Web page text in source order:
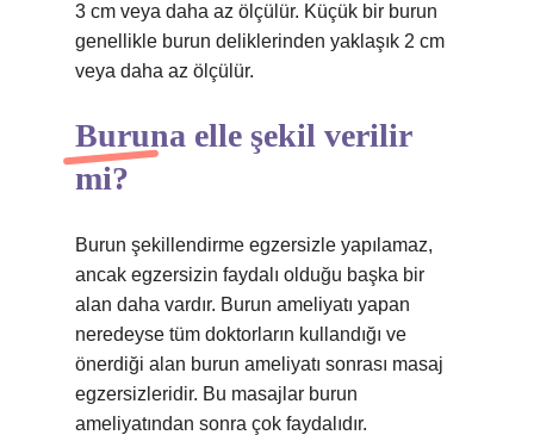
3 cm veya daha az ölçülür. Küçük bir burun
genellikle burun deliklerinden yaklaşık 2 cm
veya daha az ölçülür.
Buruna elle şekil verilir
mi?
Burun şekillendirme egzersizle yapılamaz,
ancak egzersizin faydalı olduğu başka bir
alan daha vardır. Burun ameliyatı yapan
neredeyse tüm doktorların kullandığı ve
önerdiği alan burun ameliyatı sonrası masaj
egzersizleridir. Bu masajlar burun
ameliyatından sonra çok faydalıdır.